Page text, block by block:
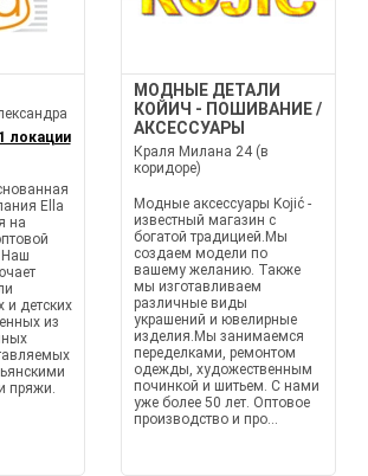
локации
Ella
на
Наш
и детских
из
пряжи.
МОДНЫЕ ДЕТАЛИ
КОЙИЧ - ПОШИВАНИЕ /
АКСЕССУАРЫ
Краля Милана 24 (в
коридоре)
Модные аксессуары Kojić -
известный магазин с
богатой традицией.Мы
создаем модели по
вашему желанию. Также
мы изготавливаем
различные виды
украшений и ювелирные
изделия.Мы занимаемся
переделками, ремонтом
одежды, художественным
починкой и шитьем. С нами
уже более 50 лет. Оптовое
производство и про...